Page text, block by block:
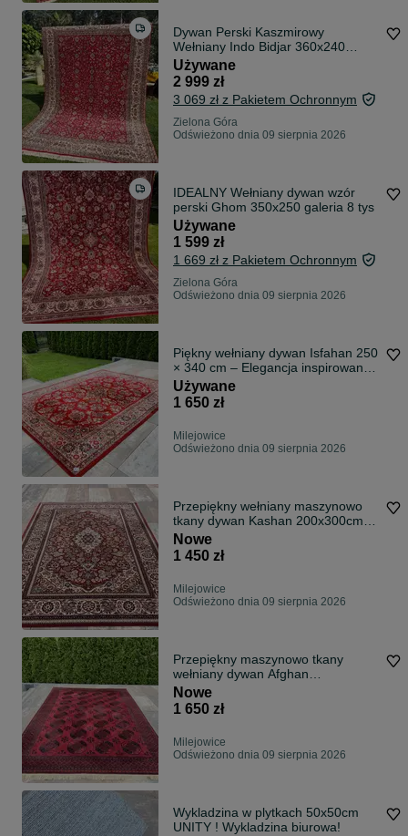
Dywan Perski Kaszmirowy
Wełniany Indo Bidjar 360x240
galeria 19 tyś
Używane
2 999 zł
3 069 zł z Pakietem Ochronnym
Zielona Góra
Odświeżono dnia 09 sierpnia 2026
IDEALNY Wełniany dywan wzór
perski Ghom 350x250 galeria 8 tys
Używane
1 599 zł
1 669 zł z Pakietem Ochronnym
Zielona Góra
Odświeżono dnia 09 sierpnia 2026
Piękny wełniany dywan Isfahan 250
× 340 cm – Elegancja inspirowana
perskimi arcydziełami | Certyfikat
Używane
1 650 zł
Milejowice
Odświeżono dnia 09 sierpnia 2026
Przepiękny wełniany maszynowo
tkany dywan Kashan 200x300cm
Dywan klasy premium
Nowe
1 450 zł
Milejowice
Odświeżono dnia 09 sierpnia 2026
Przepiękny maszynowo tkany
wełniany dywan Afghan
250x350cm
Nowe
1 650 zł
Milejowice
Odświeżono dnia 09 sierpnia 2026
Wykladzina w plytkach 50x50cm
UNITY ! Wykladzina biurowa!